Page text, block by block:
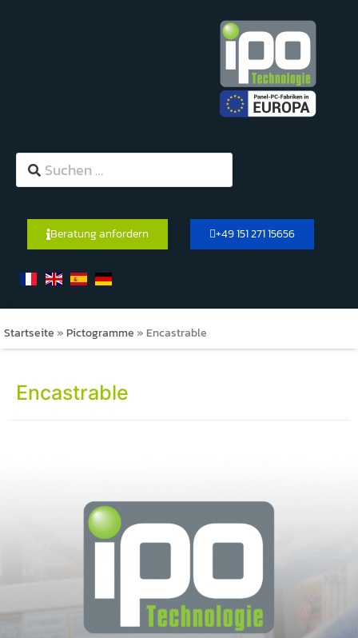
Beratung anfordern +49 151 271 15656
Startseite » Pictogramme » Encastrable
Encastrable